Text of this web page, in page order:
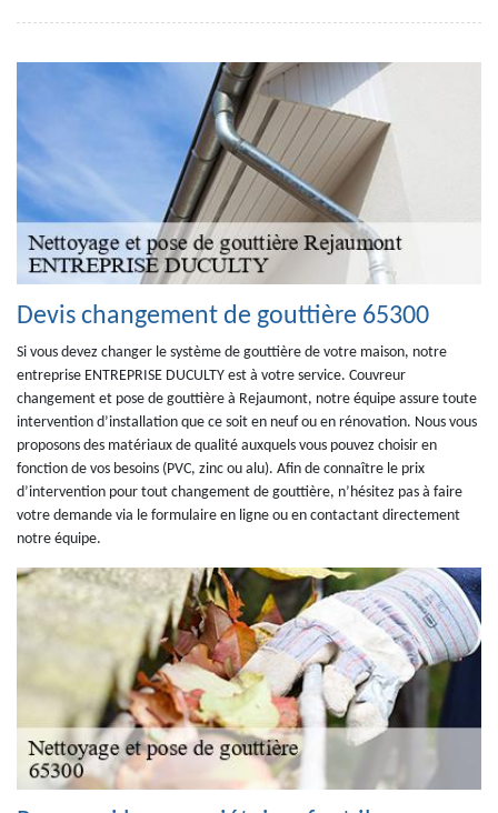
Devis changement de gouttière 65300
Si vous devez changer le système de gouttière de votre maison, notre
entreprise ENTREPRISE DUCULTY est à votre service. Couvreur
changement et pose de gouttière à Rejaumont, notre équipe assure toute
intervention d’installation que ce soit en neuf ou en rénovation. Nous vous
proposons des matériaux de qualité auxquels vous pouvez choisir en
fonction de vos besoins (PVC, zinc ou alu). Afin de connaître le prix
d’intervention pour tout changement de gouttière, n’hésitez pas à faire
votre demande via le formulaire en ligne ou en contactant directement
notre équipe.